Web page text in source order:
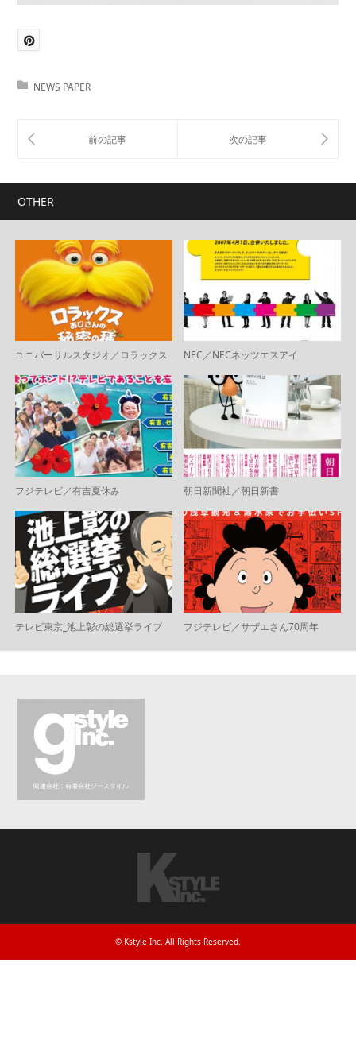
NEWS PAPER
OTHER
ユニバーサルスタジオ／ロラックス NEC／NECネッツエスアイ
フジテレビ／有吉夏休み 朝日新聞社／朝日新書
テレビ東京_池上彰の総選挙ライブ フジテレビ／サザエさん70周年
© Kstyle Inc. All Rights Reserved.